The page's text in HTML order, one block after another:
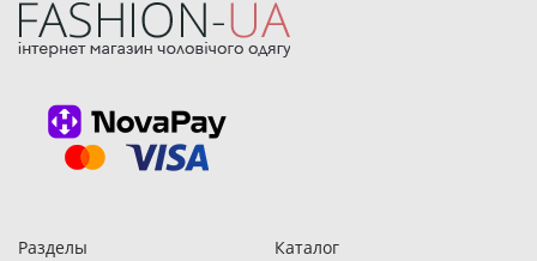
Разделы Каталог